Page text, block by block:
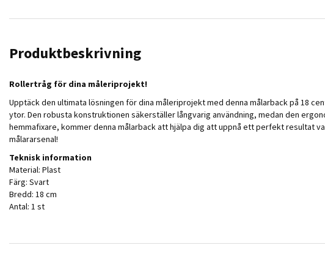
Produktbeskrivning
Rollertråg för dina måleriprojekt!
Upptäck den ultimata lösningen för dina måleriprojekt med denna målarback på 18
ytor. Den robusta konstruktionen säkerställer långvarig användning, medan den
hemmafixare, kommer denna målarback att hjälpa dig att uppnå ett perfekt resultat
målararsenal!
Teknisk information
Material: Plast
Färg: Svart
Bredd: 18 cm
Antal: 1 st